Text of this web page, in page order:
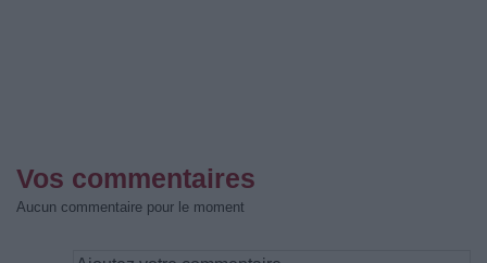
Vos commentaires
Aucun commentaire pour le moment